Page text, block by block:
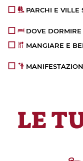
PARCHI E VILLE
DOVE DORMIRE
MANGIARE E
LE